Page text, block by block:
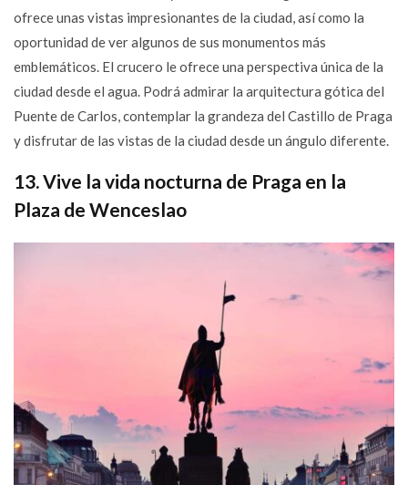
ofrece unas vistas impresionantes de la ciudad, así como la
oportunidad de ver algunos de sus monumentos más
emblemáticos. El crucero le ofrece una perspectiva única de la
ciudad desde el agua. Podrá admirar la arquitectura gótica del
Puente de Carlos, contemplar la grandeza del Castillo de Praga
y disfrutar de las vistas de la ciudad desde un ángulo diferente.
13. Vive la vida nocturna de Praga en la
Plaza de Wenceslao